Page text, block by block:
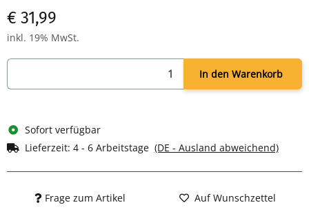
Farbe: weiß
€ 31,99
inkl. 19% MwSt.
In den Warenkorb
Sofort verfügbar
Lieferzeit: 4 - 6 Arbeitstage (DE - Ausland abweichend)
Frage zum Artikel Auf Wunschzettel